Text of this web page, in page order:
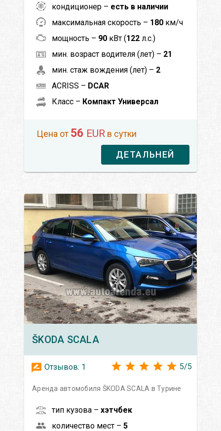
кондиционер – есть в наличии
максимальная скорость – 180 км/ч
мощность – 90 кВт (122 л.с.)
мин. возраст водителя (лет) – 21
мин. стаж вождения (лет) – 2
ACRISS – DCAR
Класс – Компакт Универсал
Цена от 56 EUR в сутки
ДЕТАЛЬНЕЙ
ŠKODA SCALA
Отзывов: 1 5/5
Аренда автомобиля ŠKODA SCALA в Турине
тип кузова – хэтчбек
количество мест – 5